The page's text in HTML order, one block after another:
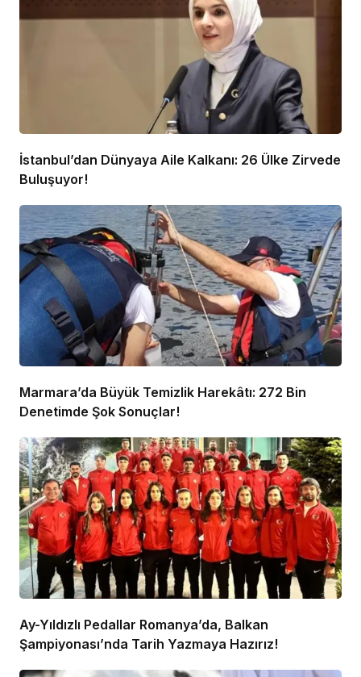
İstanbul’dan Dünyaya Aile Kalkanı: 26 Ülke Zirvede
Buluşuyor!
Marmara’da Büyük Temizlik Harekâtı: 272 Bin
Denetimde Şok Sonuçlar!
Ay-Yıldızlı Pedallar Romanya’da, Balkan
Şampiyonası’nda Tarih Yazmaya Hazırız!